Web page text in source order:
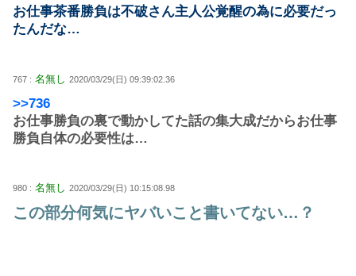
お仕事茶番勝負は不破さん主人公覚醒の為に必要だっ
たんだな…
767 : 名無し 2020/03/29(日) 09:39:02.36
>>736
お仕事勝負の裏で動かしてた話の集大成だからお仕事
勝負自体の必要性は…
980 : 名無し 2020/03/29(日) 10:15:08.98
この部分何気にヤバいこと書いてない…？